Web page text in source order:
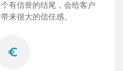
有信誉的结尾，会给客户
来很大的信任感。
euro_symbol